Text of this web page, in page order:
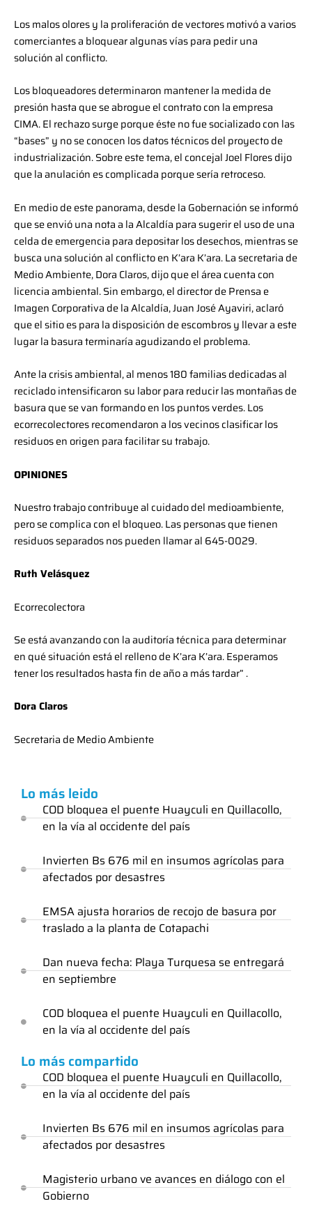
Los malos olores y la proliferación de vectores motivó a varios
comerciantes a bloquear algunas vías para pedir una
solución al conflicto.
Los bloqueadores determinaron mantener la medida de
presión hasta que se abrogue el contrato con la empresa
CIMA. El rechazo surge porque éste no fue socializado con las
“bases” y no se conocen los datos técnicos del proyecto de
industrialización. Sobre este tema, el concejal Joel Flores dijo
que la anulación es complicada porque sería retroceso.
En medio de este panorama, desde la Gobernación se informó
que se envió una nota a la Alcaldía para sugerir el uso de una
celda de emergencia para depositar los desechos, mientras se
busca una solución al conflicto en K’ara K’ara. La secretaria de
Medio Ambiente, Dora Claros, dijo que el área cuenta con
licencia ambiental. Sin embargo, el director de Prensa e
Imagen Corporativa de la Alcaldía, Juan José Ayaviri, aclaró
que el sitio es para la disposición de escombros y llevar a este
lugar la basura terminaría agudizando el problema.
Ante la crisis ambiental, al menos 180 familias dedicadas al
reciclado intensificaron su labor para reducir las montañas de
basura que se van formando en los puntos verdes. Los
ecorrecolectores recomendaron a los vecinos clasificar los
residuos en origen para facilitar su trabajo.
OPINIONES
Nuestro trabajo contribuye al cuidado del medioambiente,
pero se complica con el bloqueo. Las personas que tienen
residuos separados nos pueden llamar al 645-0029.
Ruth Velásquez
Ecorrecolectora
Se está avanzando con la auditoría técnica para determinar
en qué situación está el relleno de K’ara K’ara. Esperamos
tener los resultados hasta fin de año a más tardar” .
Dora Claros
Secretaria de Medio Ambiente
Lo más leido
COD bloquea el puente Huayculi en Quillacollo,
en la vía al occidente del país
Invierten Bs 676 mil en insumos agrícolas para
afectados por desastres
EMSA ajusta horarios de recojo de basura por
traslado a la planta de Cotapachi
Dan nueva fecha: Playa Turquesa se entregará
en septiembre
COD bloquea el puente Huayculi en Quillacollo,
en la vía al occidente del país
Lo más compartido
COD bloquea el puente Huayculi en Quillacollo,
en la vía al occidente del país
Invierten Bs 676 mil en insumos agrícolas para
afectados por desastres
Magisterio urbano ve avances en diálogo con el
Gobierno